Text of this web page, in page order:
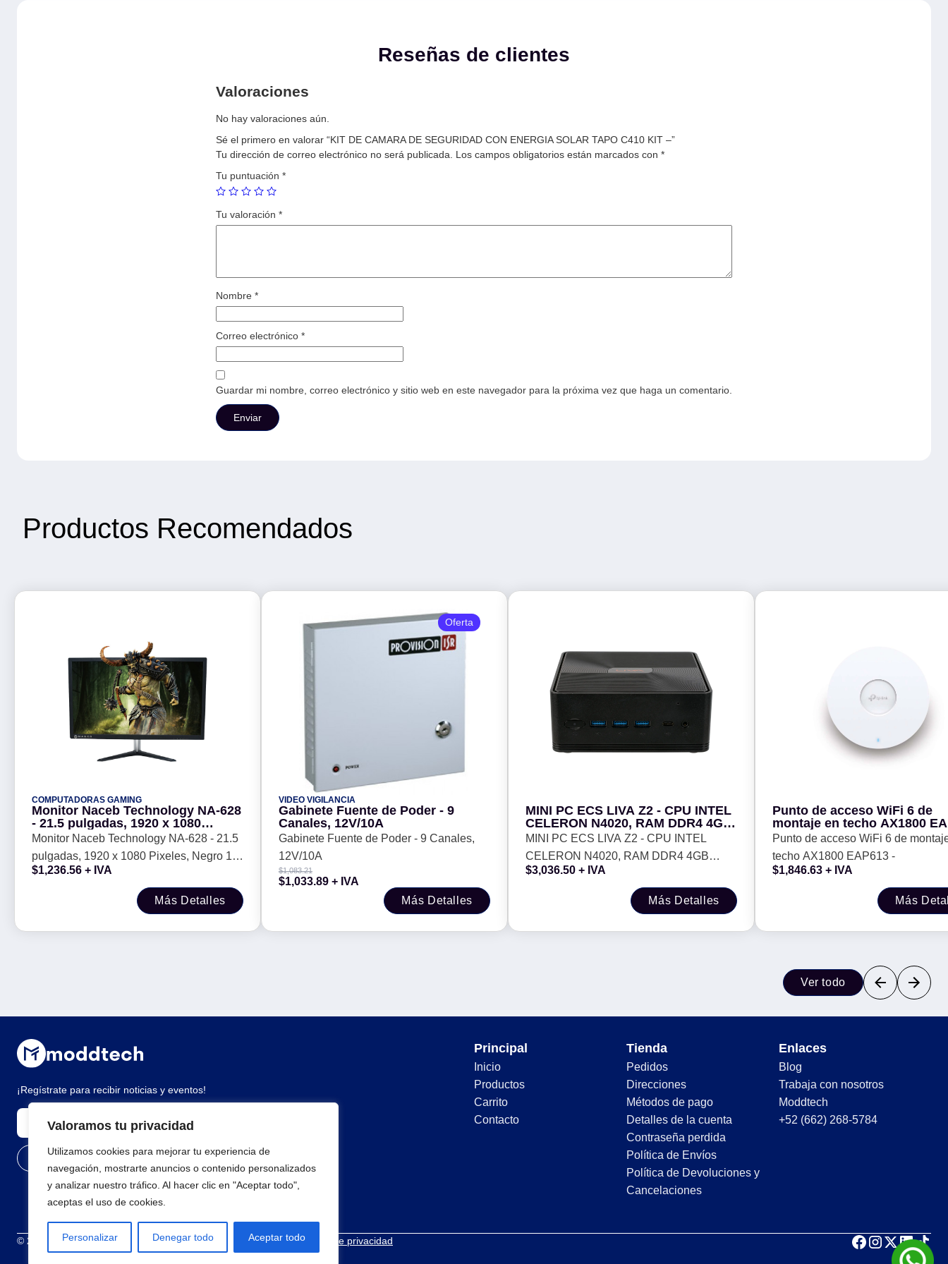
Valoramos tu privacidad
Utilizamos cookies para mejorar tu experiencia de
navegación, mostrarte anuncios o contenido personalizados
y analizar nuestro tráfico. Al hacer clic en "Aceptar todo",
aceptas el uso de cookies.
Personalizar Denegar todo Aceptar todo
Reseñas de clientes
Valoraciones
No hay valoraciones aún.
Sé el primero en valorar “KIT DE CAMARA DE SEGURIDAD CON ENERGIA SOLAR TAPO C410 KIT –”
Tu dirección de correo electrónico no será publicada.
Los campos obligatorios están marcados con *
Tu puntuación *
Tu valoración *
Nombre *
Correo electrónico *
Guardar mi nombre, correo electrónico y sitio web en este navegador para la próxima vez que haga un comentario.
Productos Recomendados
COMPUTADORAS GAMING
Monitor Naceb Technology NA-628
- 21.5 pulgadas, 1920 x 1080
Pixeles, Negro 1 Año de Garantía
con CT
Monitor Naceb Technology NA-628 - 21.5
pulgadas, 1920 x 1080 Pixeles, Negro 1
Año de Garantía con CT
$1,236.56 + IVA
Más Detalles
VIDEO VIGILANCIA
Gabinete Fuente de Poder - 9
Canales, 12V/10A
Gabinete Fuente de Poder - 9 Canales,
12V/10A
$1,083.21
$1,033.89 + IVA
Más Detalles
Oferta
MINI PC ECS LIVA Z2 - CPU INTEL
CELERON N4020, RAM DDR4 4GB
(HASTA 8GB), ROM EMMC 128GB
(HASTA 1TB), WINDOWS 11 PRO.
MINI PC ECS LIVA Z2 - CPU INTEL
CELERON N4020, RAM DDR4 4GB
(HASTA 8GB), ROM EMMC 128GB
(HASTA 1TB), WINDOWS 11 PRO.
$3,036.50 + IVA
Más Detalles
Punto de acceso WiFi 6 de
montaje en techo AX1800 EAP613
-Punto de acceso WiFi 6 de
techo AX1800 EAP613 -
$1,846.63 + IVA
Más
Ver todo
¡Regístrate para recibir noticias y eventos!
Principal
Inicio
Productos
Carrito
Contacto
Tienda
Pedidos
Direcciones
Métodos de pago
Detalles de la cuenta
Contraseña perdida
Política de Envíos
Política de Devoluciones y
Cancelaciones
Enlaces
Blog
Trabaja con nosotros
Moddtech
+52 (662) 268-5784
© 2026 Todos los derechos reservados Términos y condicionesPolítica de privacidad